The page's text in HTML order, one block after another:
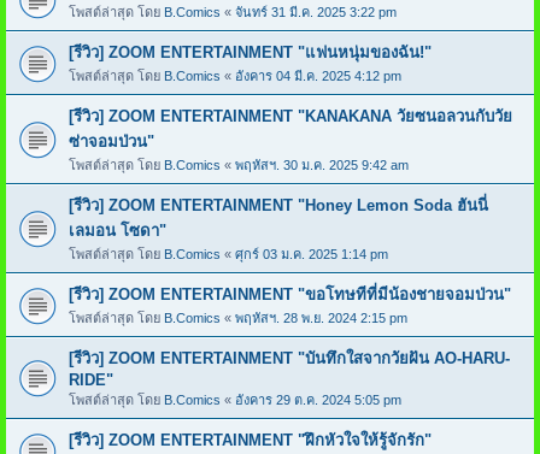
โพสต์ล่าสุด โดย B.Comics « จันทร์ 31 มี.ค. 2025 3:22 pm
[รีวิว] ZOOM ENTERTAINMENT "แฟนหนุ่มของฉัน!"
โพสต์ล่าสุด โดย B.Comics « อังคาร 04 มี.ค. 2025 4:12 pm
[รีวิว] ZOOM ENTERTAINMENT "KANAKANA วัยซนอลวนกับวัย
ซ่าจอมป่วน"
โพสต์ล่าสุด โดย B.Comics « พฤหัสฯ. 30 ม.ค. 2025 9:42 am
[รีวิว] ZOOM ENTERTAINMENT "Honey Lemon Soda ฮันนี่
เลมอน โซดา"
โพสต์ล่าสุด โดย B.Comics « ศุกร์ 03 ม.ค. 2025 1:14 pm
[รีวิว] ZOOM ENTERTAINMENT "ขอโทษทีที่มีน้องชายจอมป่วน"
โพสต์ล่าสุด โดย B.Comics « พฤหัสฯ. 28 พ.ย. 2024 2:15 pm
[รีวิว] ZOOM ENTERTAINMENT "บันทึกใสจากวัยฝัน AO-HARU-
RIDE"
โพสต์ล่าสุด โดย B.Comics « อังคาร 29 ต.ค. 2024 5:05 pm
[รีวิว] ZOOM ENTERTAINMENT "ฝึกหัวใจให้รู้จักรัก"